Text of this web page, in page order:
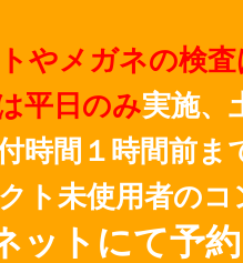
やメガネの検査
平日のみ実施、
時間１時間前ま
ト未使用者の
ットにて予